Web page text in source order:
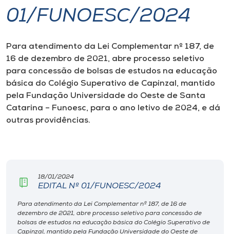
I.nova
Diplomados
Cultura
Editora
Rádio
01/FUNOESC/2024
Para atendimento da Lei Complementar nº 187, de
16 de dezembro de 2021, abre processo seletivo
para concessão de bolsas de estudos na educação
básica do Colégio Superativo de Capinzal, mantido
pela Fundação Universidade do Oeste de Santa
Catarina – Funoesc, para o ano letivo de 2024, e dá
outras providências.
18/01/2024
EDITAL Nº 01/FUNOESC/2024
Para atendimento da Lei Complementar nº 187, de 16 de
dezembro de 2021, abre processo seletivo para concessão de
bolsas de estudos na educação básica do Colégio Superativo de
Capinzal, mantido pela Fundação Universidade do Oeste de